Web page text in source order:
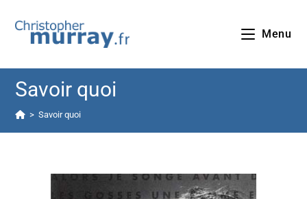
Menu
Savoir quoi
> Savoir quoi